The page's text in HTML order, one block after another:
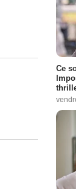
Ce